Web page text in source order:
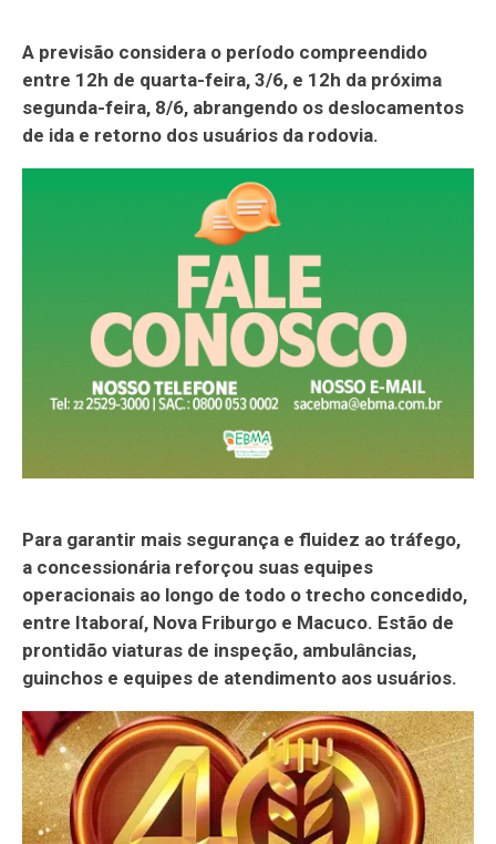
A previsão considera o período compreendido
entre 12h de quarta-feira, 3/6, e 12h da próxima
segunda-feira, 8/6, abrangendo os deslocamentos
de ida e retorno dos usuários da rodovia.
Para garantir mais segurança e fluidez ao tráfego,
a concessionária reforçou suas equipes
operacionais ao longo de todo o trecho concedido,
entre Itaboraí, Nova Friburgo e Macuco. Estão de
prontidão viaturas de inspeção, ambulâncias,
guinchos e equipes de atendimento aos usuários.